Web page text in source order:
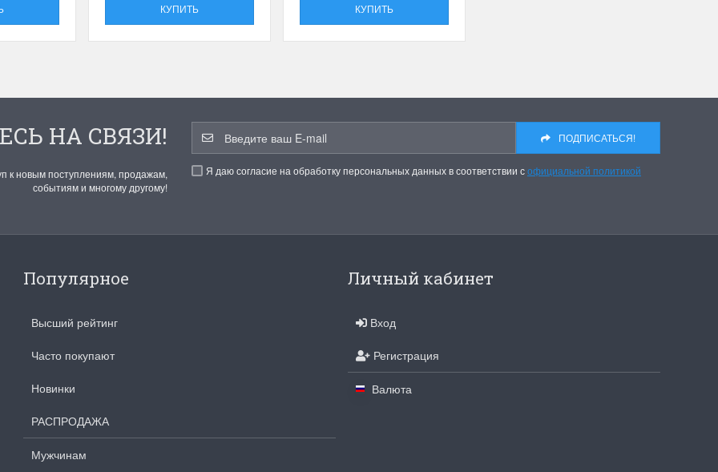
КУПИТЬ КУПИТЬ
НА СВЯЗИ!
к новым поступлениям, продажам,
событиям и многому другому!
ПОДПИСАТЬСЯ!
Я даю согласие на обработку персональных данных в соответствии софициальной политикой
Популярное
Высший рейтинг
Часто покупают
Новинки
РАСПРОДАЖА
Мужчинам
Личный кабинет
Вход
Регистрация
Валюта